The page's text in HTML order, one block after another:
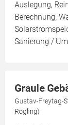
Auslegung,
Berechnung,
Sanierung /
Graule
Gustav-Freytag-
Rögling)